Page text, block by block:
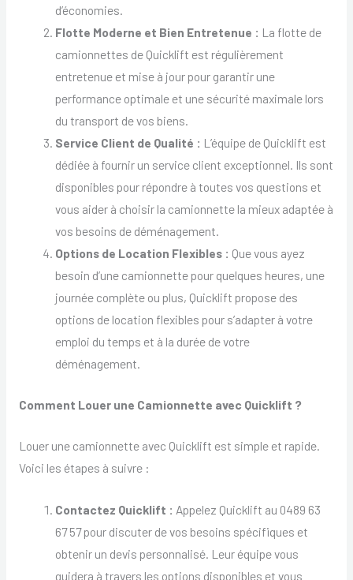
d’économies.
Flotte Moderne et Bien Entretenue : La flotte de
camionnettes de Quicklift est régulièrement
entretenue et mise à jour pour garantir une
performance optimale et une sécurité maximale lors
du transport de vos biens.
Service Client de Qualité : L’équipe de Quicklift est
dédiée à fournir un service client exceptionnel. Ils sont
disponibles pour répondre à toutes vos questions et
vous aider à choisir la camionnette la mieux adaptée à
vos besoins de déménagement.
Options de Location Flexibles : Que vous ayez
besoin d’une camionnette pour quelques heures, une
journée complète ou plus, Quicklift propose des
options de location flexibles pour s’adapter à votre
emploi du temps et à la durée de votre
déménagement.
Comment Louer une Camionnette avec Quicklift ?
Louer une camionnette avec Quicklift est simple et rapide.
Voici les étapes à suivre :
Contactez Quicklift : Appelez Quicklift au 0489 63
67 57 pour discuter de vos besoins spécifiques et
obtenir un devis personnalisé. Leur équipe vous
guidera à travers les options disponibles et vous